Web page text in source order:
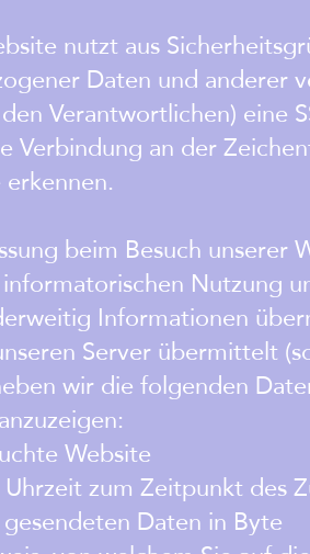
nutzt aus
Daten und anderer
Verantwortlichen) eine
Verbindung an der
beim Besuch unserer
Nutzung
Informationen
Server übermittelt
wir die folgenden
Website
zum Zeitpunkt des
Daten in Byte